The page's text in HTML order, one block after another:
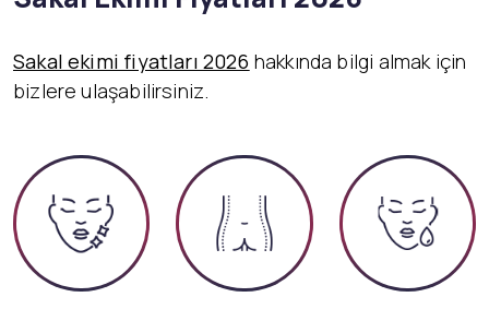
Sakal ekimi fiyatları 2026 hakkında bilgi almak için
bizlere ulaşabilirsiniz.